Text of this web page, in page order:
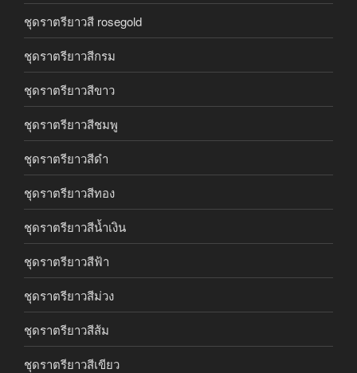
ชุดราตรียาวสี rosegold
ชุดราตรียาวสีกรม
ชุดราตรียาวสีขาว
ชุดราตรียาวสีชมพู
ชุดราตรียาวสีดำ
ชุดราตรียาวสีทอง
ชุดราตรียาวสีน้ำเงิน
ชุดราตรียาวสีฟ้า
ชุดราตรียาวสีม่วง
ชุดราตรียาวสีส้ม
ชุดราตรียาวสีเขียว